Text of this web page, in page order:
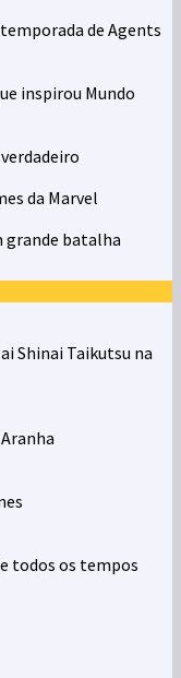
de Agents
inspirou Mundo
da Marvel
grande batalha
Shinai Taikutsu na
todos os tempos